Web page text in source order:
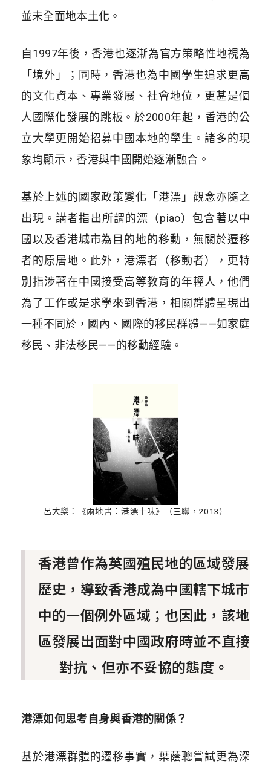
並未全面地本土化。
自1997年後，香港也逐漸為官方策略性地視為
「境外」；同時，香港也為中國學生追求更高
的文化資本、專業發展、社會地位，更甚是個
人國際化發展的跳板。於2000年起，香港的公
立大學更開始招募中國本地的學生。諸多的現
象均顯示，香港與中國開始逐漸融合。
基於上述的國家政策變化「港漂」觀念亦隨之
出現。講者指出所謂的漂（piao）包含著以中
國以及香港城市為目的地的移動，無關於遷移
者的原居地。此外，港漂者（移動者），更特
別指涉著在中國接受高等教育的年輕人，他們
為了工作或是求學來到香港，相關群體呈現出
一種不同於，國內、國際的移民群體——如家庭
移民、非法移民——的移動經驗。
呂大樂：《兩地書：港漂十味》（三聯，2013）
香港曾作為英國殖民地的區域發展
歷史，導致香港成為中國轄下城市
中的一個例外區域；也因此，該地
區發展出面對中國政府時並不直接
對抗、但亦不妥協的態度。
港漂如何思考自身與香港的關係？
基於港漂群體的遷移事實，葉蔭聰嘗試更為深